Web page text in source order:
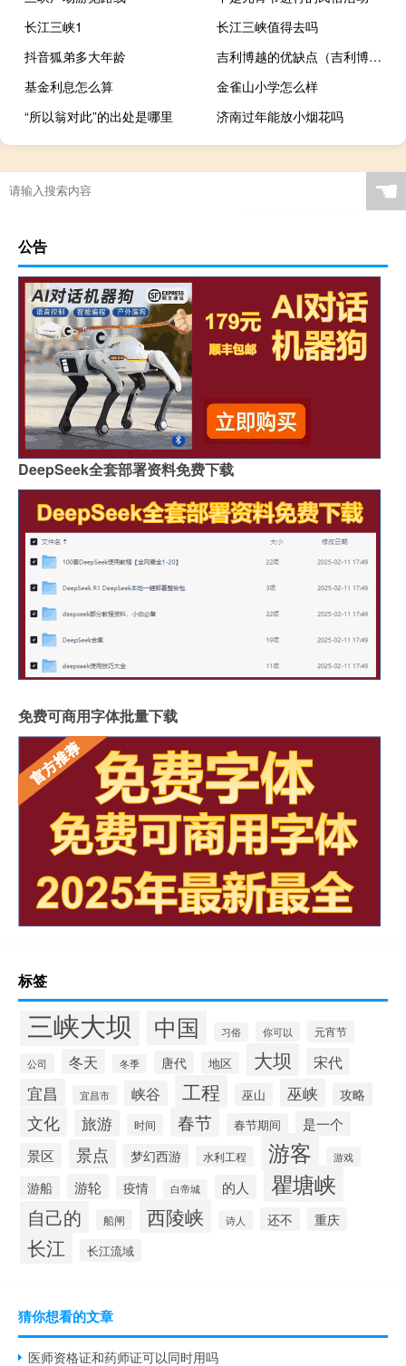
长江三峡1
长江三峡值得去吗
抖音狐弟多大年龄
吉利博越的优缺点（吉利博越汽车最大缺点）
基金利息怎么算
金雀山小学怎么样
“所以翁对此”的出处是哪里
济南过年能放小烟花吗
☚
公告
DeepSeek全套部署资料免费下载
免费可商用字体批量下载
标签
三峡大坝 中国 习俗 你可以 元宵节
公司 冬天 冬季 唐代 地区 大坝 宋代
宜昌 宜昌市 峡谷 工程 巫山 巫峡 攻略
文化 旅游 时间 春节 春节期间
是一个
景区
景点 梦幻西游 水利工程 游客 游戏
游船 游轮 疫情 白帝城 的人 瞿塘峡
自己的 船闸 西陵峡 诗人 还不 重庆
长江 长江流域
猜你想看的文章
医师资格证和药师证可以同时用吗